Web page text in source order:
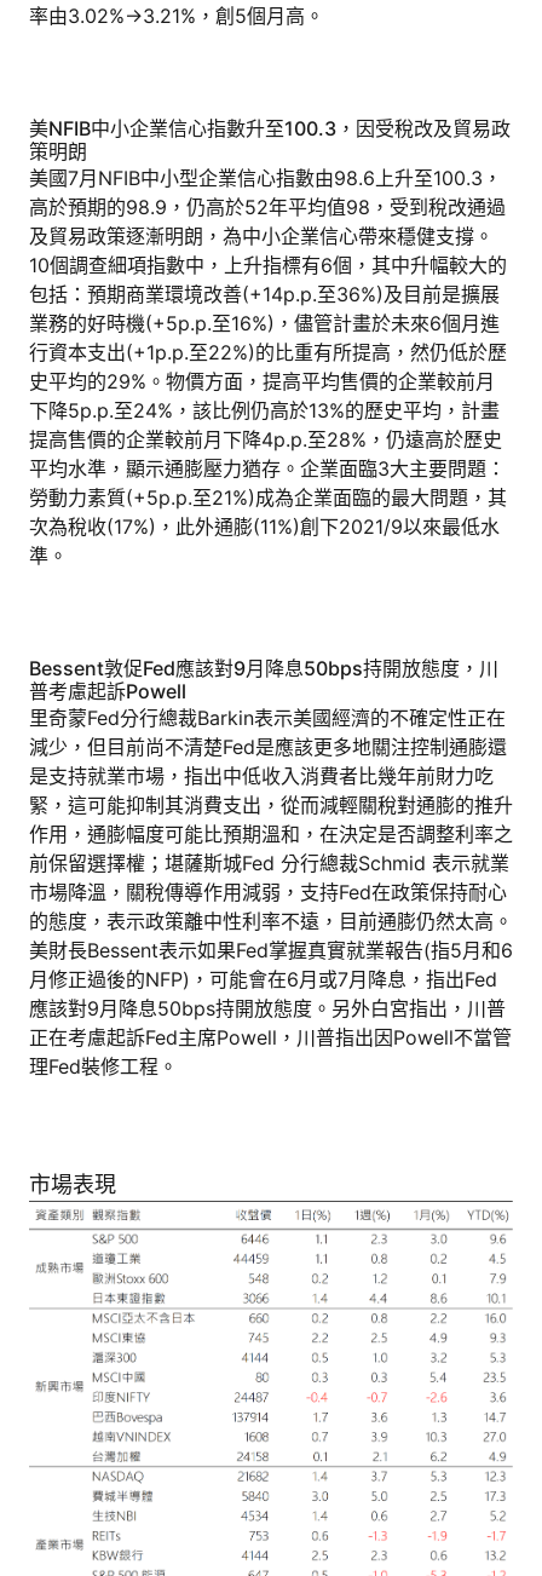
率由3.02%→3.21%，創5個月高。
美NFIB中小企業信心指數升至100.3，因受稅改及貿易政
策明朗
美國7月NFIB中小型企業信心指數由98.6上升至100.3，
高於預期的98.9，仍高於52年平均值98，受到稅改通過
及貿易政策逐漸明朗，為中小企業信心帶來穩健支撐。
10個調查細項指數中，上升指標有6個，其中升幅較大的
包括：預期商業環境改善(+14p.p.至36%)及目前是擴展
業務的好時機(+5p.p.至16%)，儘管計畫於未來6個月進
行資本支出(+1p.p.至22%)的比重有所提高，然仍低於歷
史平均的29%。物價方面，提高平均售價的企業較前月
下降5p.p.至24%，該比例仍高於13%的歷史平均，計畫
提高售價的企業較前月下降4p.p.至28%，仍遠高於歷史
平均水準，顯示通膨壓力猶存。企業面臨3大主要問題：
勞動力素質(+5p.p.至21%)成為企業面臨的最大問題，其
次為稅收(17%)，此外通膨(11%)創下2021/9以來最低水
準。
Bessent敦促Fed應該對9月降息50bps持開放態度，川
普考慮起訴Powell
里奇蒙Fed分行總裁Barkin表示美國經濟的不確定性正在
減少，但目前尚不清楚Fed是應該更多地關注控制通膨還
是支持就業市場，指出中低收入消費者比幾年前財力吃
緊，這可能抑制其消費支出，從而減輕關稅對通膨的推升
作用，通膨幅度可能比預期溫和，在決定是否調整利率之
前保留選擇權；堪薩斯城Fed 分行總裁Schmid 表示就業
市場降溫，關稅傳導作用減弱，支持Fed在政策保持耐心
的態度，表示政策離中性利率不遠，目前通膨仍然太高。
美財長Bessent表示如果Fed掌握真實就業報告(指5月和6
月修正過後的NFP)，可能會在6月或7月降息，指出Fed
應該對9月降息50bps持開放態度。另外白宮指出，川普
正在考慮起訴Fed主席Powell，川普指出因Powell不當管
理Fed裝修工程。
市場表現